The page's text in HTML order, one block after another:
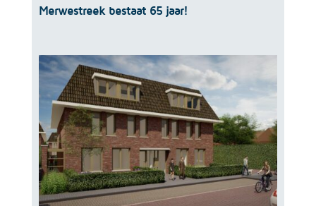
Merwestreek bestaat 65 jaar!